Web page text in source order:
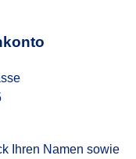
Ihren Namen sowie